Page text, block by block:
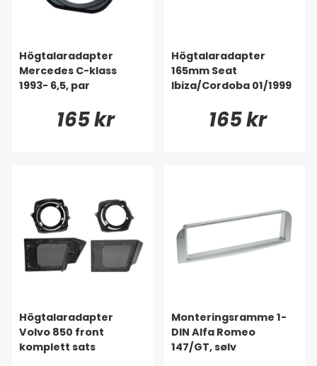
Högtalaradapter
Mercedes C-klass
1993- 6,5, par
165 kr
Högtalaradapter
165mm Seat
Ibiza/Cordoba 01/1999
165 kr
Högtalaradapter
Volvo 850 front
komplett sats
Monteringsramme 1-
DIN Alfa Romeo
147/GT, sølv